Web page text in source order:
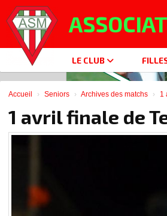
LE CLUB
Accueil Seniors Archives des matchs 1
1 avril finale de
Panneau de gestion des cookies